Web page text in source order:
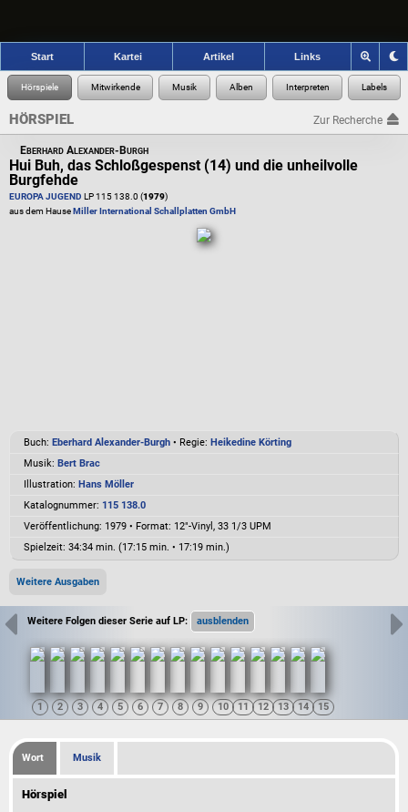
Start Kartei Artikel Links
HÖRSPIEL Zur Recherche
Eberhard Alexander-Burgh
Hui Buh, das Schloßgespenst (14) und die unheilvolle
Burgfehde
EUROPA JUGEND LP 115 138.0 (1979)
aus dem Hause Miller International Schallplatten GmbH
Buch: Eberhard Alexander-Burgh • Regie: Heikedine Körting
Musik: Bert Brac
Illustration: Hans Möller
Katalognummer: 115 138.0
Veröffentlichung: 1979 • Format: 12"-Vinyl, 33 1/3 UPM
Spielzeit: 34:34 min. (17:15 min. • 17:19 min.)
Weitere Ausgaben
Weitere Folgen dieser Serie auf LP:
Wort Musik
Hörspiel